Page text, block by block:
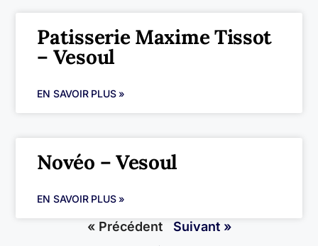
Patisserie Maxime Tissot
– Vesoul
EN SAVOIR PLUS »
Novéo – Vesoul
EN SAVOIR PLUS »
« Précédent
Suivant »